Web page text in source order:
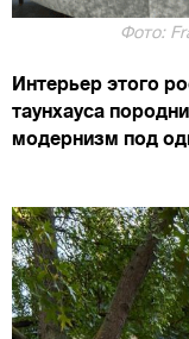
Фото:
Интерьер этого
таунхауса
модернизм под